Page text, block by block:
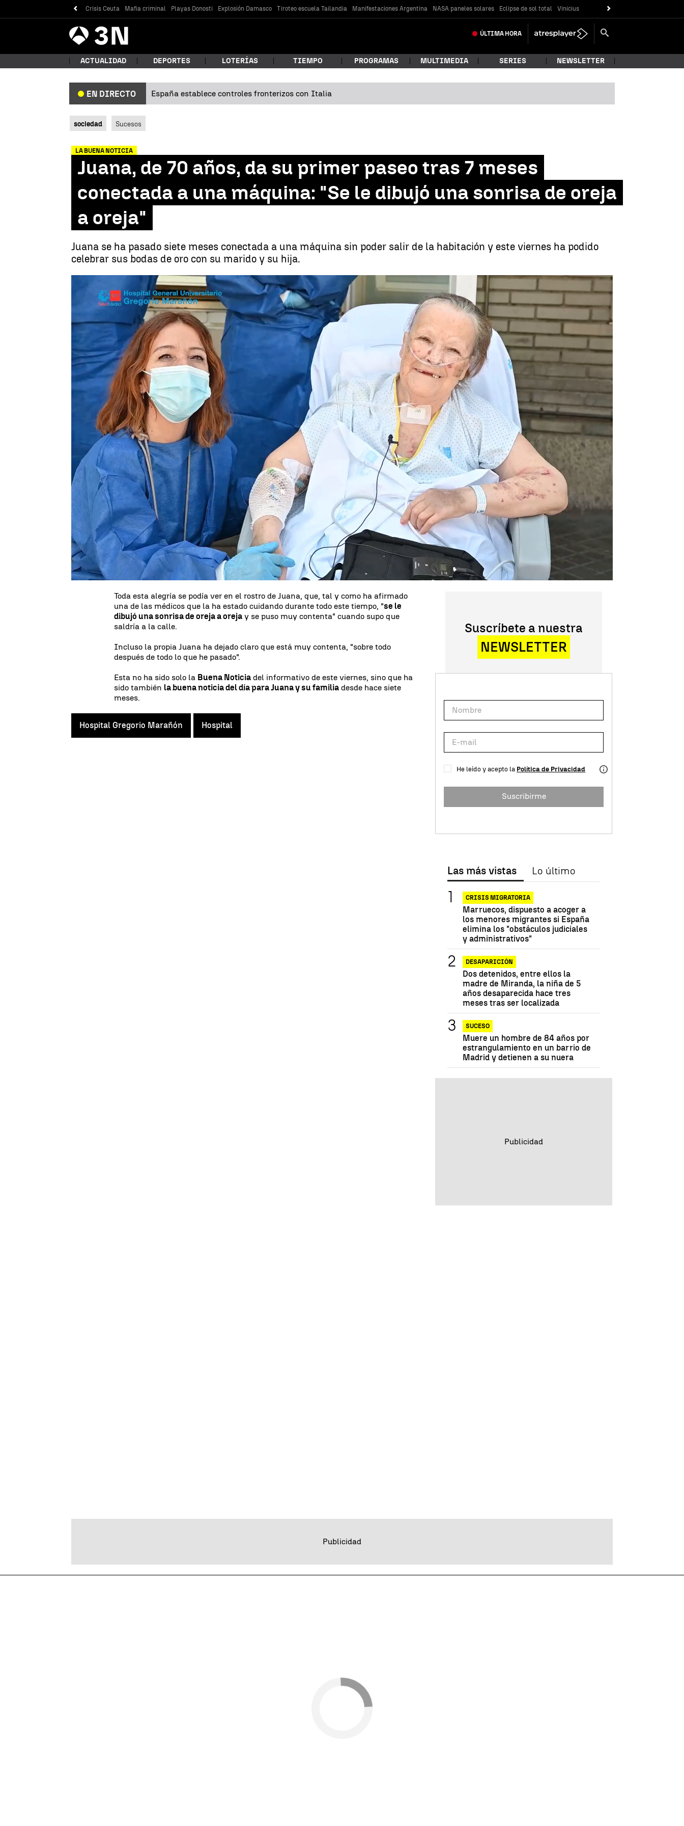
Crisis Ceuta Mafia criminal Playas Donosti Explosión Damasco Tiroteo escuela Tailandia Manifestaciones Argentina NASA paneles solares Eclipse de sol total Vinicius
Antena
3 Noticias ÚLTIMA HORA
ACTUALIDAD DEPORTES LOTERÍAS TIEMPO PROGRAMAS MULTIMEDIA SERIES NEWSLETTER
EN DIRECTO España establece controles fronterizos con Italia
sociedad Sucesos
LA BUENA NOTICIA
Juana, de 70 años, da su primer paseo tras 7 meses
conectada a una máquina: "Se le dibujó una sonrisa de oreja
a oreja"
Juana se ha pasado siete meses conectada a una máquina sin poder salir de la habitación y este viernes ha podido
celebrar sus bodas de oro con su marido y su hija.
Ángela Paniagua
Publicado:04 de agosto de 2023, 18:10 WhatsappFacebook
X Linkedin
Juanaes una mujer de 70 añosque este viernes ha podido vivir uno de sus
mejores días desde hace siete meses. Ese es el tiempo que se ha pasado
conectada a una máquina del Hospital Gregorio Marañón de Madrid y sin poder
salir de su habitación.
Este viernes, los médicos han querido dar a Juana una sorpresa:ha salido a
pasear con su marido y su hija y ha podido celebrar sus bodas de oro. "Está muy
contenta", ha declarado su hija, que no se ha separado de Juana en ningún
momento. "Es una alegría muy grande que puedan sacarla y que le pueda dar el
aire, que lleva mucho tiempo mal", ha añadido.
Toda esta alegría se podía ver en el rostro de Juana, que, tal y como ha afirmado
una de las médicos que la ha estado cuidando durante todo este tiempo, "se le
dibujó una sonrisa de oreja a oreja y se puso muy contenta" cuando supo que
saldría a la calle.
Incluso la propia Juana ha dejado claro que está muy contenta, "sobre todo
después de todo lo que he pasado".
Esta no ha sido solo la Buena Noticia del informativo de este viernes, sino que ha
sido también la buena noticia del día para Juana y su familia desde hace siete
meses.
Hospital Gregorio Marañón Hospital
Suscríbete a nuestra
NEWSLETTER
He leído y acepto la Política de Privacidad
Suscribirme
Las más vistas Lo último
CRISIS MIGRATORIA
Marruecos, dispuesto a acoger a
los menores migrantes si España
elimina los "obstáculos judiciales
y administrativos"
DESAPARICIÓN
Dos detenidos, entre ellos la
madre de Miranda, la niña de 5
años desaparecida hace tres
meses tras ser localizada
SUCESO
Muere un hombre de 84 años por
estrangulamiento en un barrio de
Madrid y detienen a su nuera